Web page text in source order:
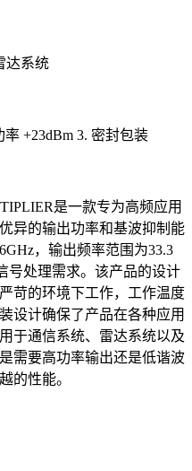
达系统
+23dBm 3. 密封包装
是一款专为高频应用
异的输出功率和基波抑制能
，输出频率范围为33.3
号处理需求。该产品的设计
苛的环境下工作，工作温度
设计确保了产品在各种应用
于通信系统、雷达系统以及
需要高功率输出还是低谐波
的性能。